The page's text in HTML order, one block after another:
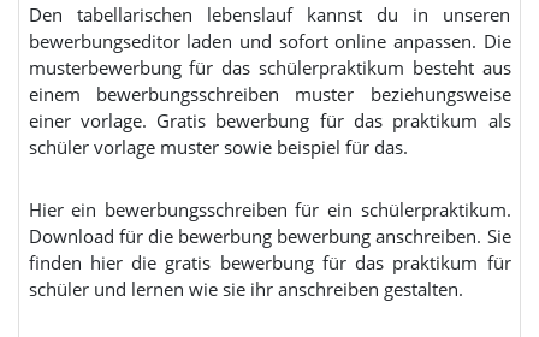
Den tabellarischen lebenslauf kannst du in unseren
bewerbungseditor laden und sofort online anpassen. Die
musterbewerbung für das schülerpraktikum besteht aus
einem bewerbungsschreiben muster beziehungsweise
einer vorlage. Gratis bewerbung für das praktikum als
schüler vorlage muster sowie beispiel für das.
Hier ein bewerbungsschreiben für ein schülerpraktikum.
Download für die bewerbung bewerbung anschreiben. Sie
finden hier die gratis bewerbung für das praktikum für
schüler und lernen wie sie ihr anschreiben gestalten.